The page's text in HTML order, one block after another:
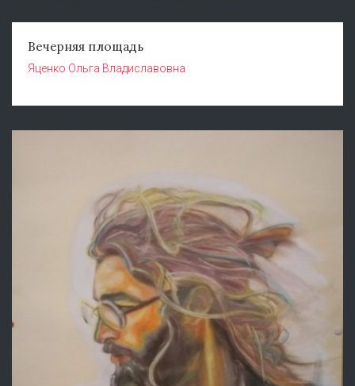
Вечерняя площадь
Яценко Ольга Владиславовна